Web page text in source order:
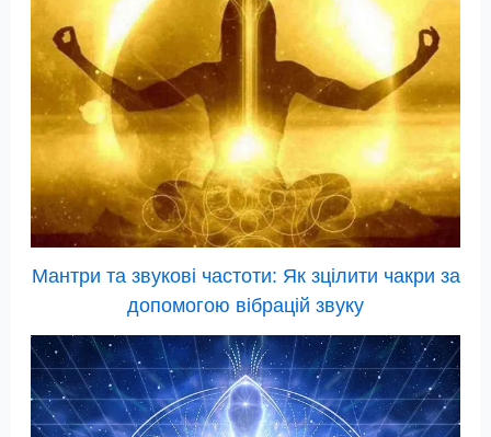
Мантри та звукові частоти: Як зцілити чакри за
допомогою вібрацій звуку